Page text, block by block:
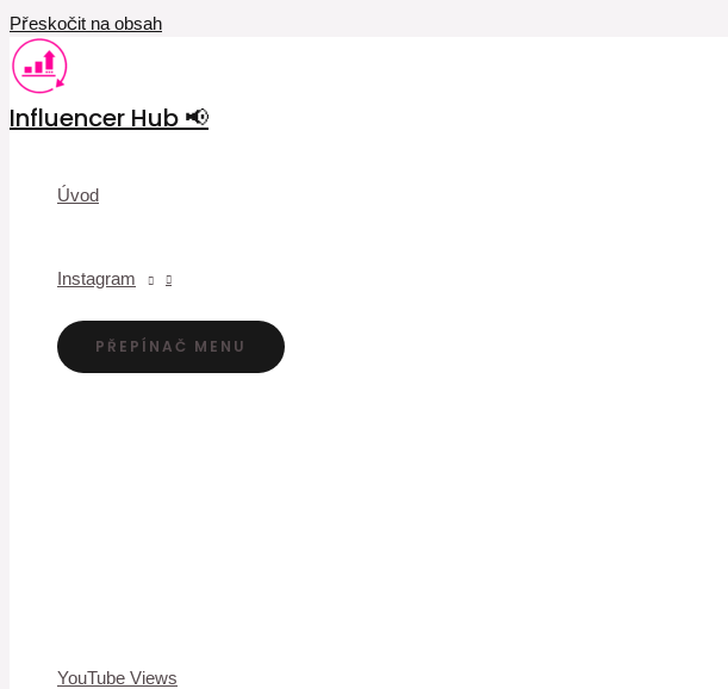
Přeskočit na obsah
Influencer Hub 📢
Úvod
Instagram
PŘEPÍNAČ MENU
YouTube Views